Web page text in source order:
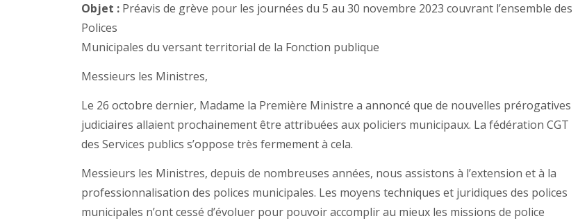
Objet : Préavis de grève pour les journées du 5 au 30 novembre 2023 couvrant l’ensemble des
Polices
Municipales du versant territorial de la Fonction publique
Messieurs les Ministres,
Le 26 octobre dernier, Madame la Première Ministre a annoncé que de nouvelles prérogatives
judiciaires allaient prochainement être attribuées aux policiers municipaux. La fédération CGT
des Services publics s’oppose très fermement à cela.
Messieurs les Ministres, depuis de nombreuses années, nous assistons à l’extension et à la
professionnalisation des polices municipales. Les moyens techniques et juridiques des polices
municipales n’ont cessé d’évoluer pour pouvoir accomplir au mieux les missions de police